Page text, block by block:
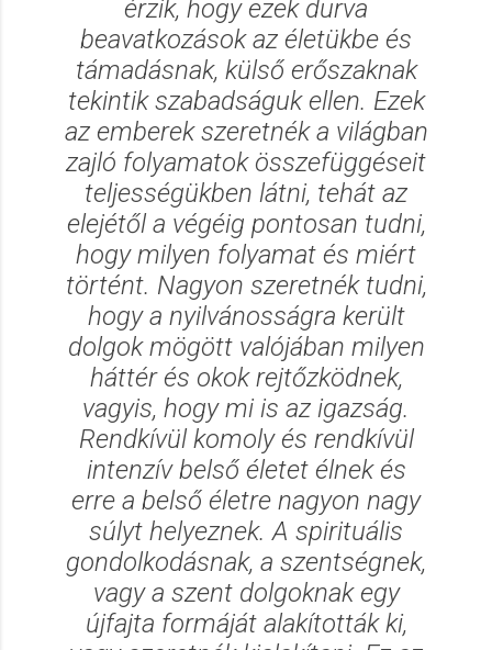
érzik, hogy ezek durva
beavatkozások az életükbe és
támadásnak, külső erőszaknak
tekintik szabadságuk ellen. Ezek
az emberek szeretnék a világban
zajló folyamatok összefüggéseit
teljességükben látni, tehát az
elejétől a végéig pontosan tudni,
hogy milyen folyamat és miért
történt. Nagyon szeretnék tudni,
hogy a nyilvánosságra került
dolgok mögött valójában milyen
háttér és okok rejtőzködnek,
vagyis, hogy mi is az igazság.
Rendkívül komoly és rendkívül
intenzív belső életet élnek és
erre a belső életre nagyon nagy
súlyt helyeznek. A spirituális
gondolkodásnak, a szentségnek,
vagy a szent dolgoknak egy
újfajta formáját alakították ki,